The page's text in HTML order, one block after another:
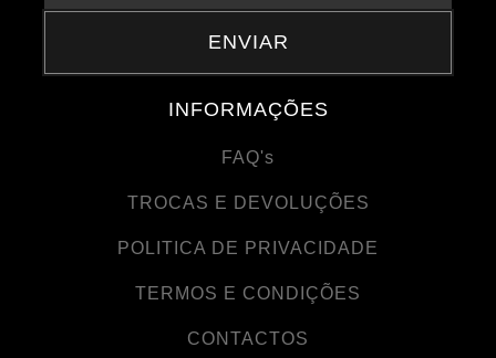
ENVIAR
INFORMAÇÕES
FAQ's
TROCAS E DEVOLUÇÕES
POLITICA DE PRIVACIDADE
TERMOS E CONDIÇÕES
CONTACTOS